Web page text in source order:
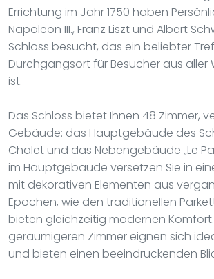
Errichtung im Jahr 1750 haben
Napoleon III., Franz Liszt und Albert
Schloss besucht, das ein beliebter
Durchgangsort für Besucher aus aller
ist.
Das Schloss bietet Ihnen 48 Zimmer,
Gebäude: das Hauptgebäude des
Chalet und das Nebengebäude „Le
im Hauptgebäude versetzen Sie in
mit dekorativen Elementen aus
Epochen, wie den traditionellen
bieten gleichzeitig modernen
geräumigeren Zimmer eignen sich
und bieten einen beeindruckenden